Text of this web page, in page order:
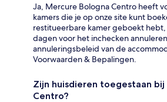
Ja, Mercure Bologna Centro heeft
kamers die je op onze site kunt
restitueerbare kamer geboekt
dagen voor het inchecken
annuleringsbeleid van de
Voorwaarden & Bepalingen.
Zijn huisdieren toegestaan
Centro?